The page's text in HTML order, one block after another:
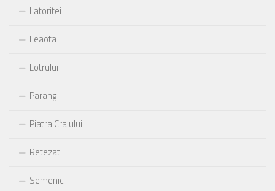
Latoritei
Leaota
Lotrului
Parang
Piatra Craiului
Retezat
Semenic